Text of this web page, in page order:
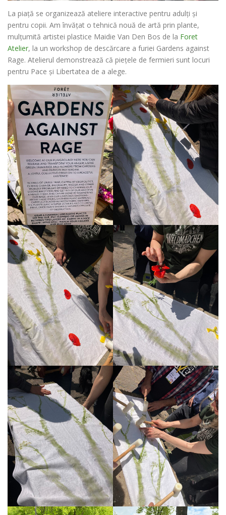
La piață se organizează ateliere interactive pentru adulți și
pentru copii. Am învățat o tehnică nouă de artă prin plante,
mulțumită artistei plastice Maidie Van Den Bos de la Foret
Atelier, la un workshop de descărcare a furiei Gardens against
Rage. Atelierul demonstrează că piețele de fermieri sunt locuri
pentru Pace și Libertatea de a alege.